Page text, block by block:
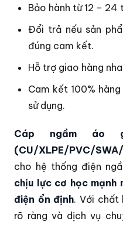
Bảo hành từ 12 – 24
Đổi trả nếu sản
đúng cam kết.
Hỗ trợ giao hàng
Cam kết 100%
sử dụng.
Cáp ngầm áo
(CU/XLPE/PVC/
cho hệ thống điện
chịu lực cơ học mạnh
điện ổn định. Với chất
rõ ràng và dịch vụ